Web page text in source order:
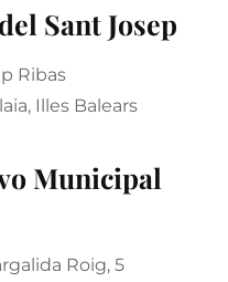
Sant Josep
Ribas
Illes Balears
Municipal
Roig, 5